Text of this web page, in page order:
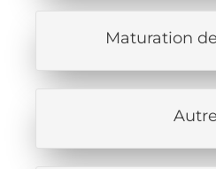
Maturation